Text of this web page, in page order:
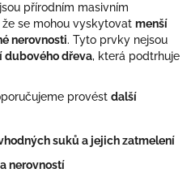
jsou přírodním masivním
se mohou vyskytovat menší
nerovnosti. Tyto prvky nejsou
dubového dřeva, která podtrhuje
provést další
suků a jejich zatmelení
nerovností